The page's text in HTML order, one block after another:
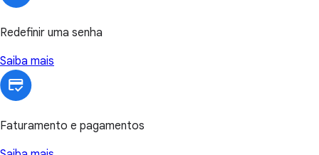
Redefinir uma senha
Saiba mais
Faturamento e pagamentos